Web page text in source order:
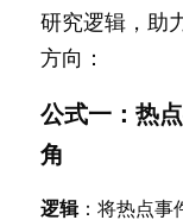
研究逻辑，助
方向：
公式一：热
角
逻辑：将热点事